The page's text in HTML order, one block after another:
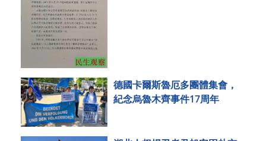
德國卡爾斯魯厄多團體集會，
紀念烏魯木齊事件17周年